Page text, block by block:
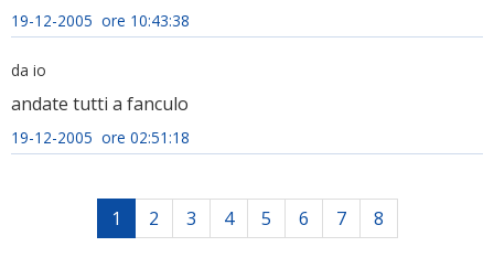
19-12-2005 ore 10:43:38
da io
andate tutti a fanculo
19-12-2005 ore 02:51:18
1 2 3 4 5 6 7 8